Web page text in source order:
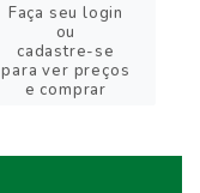
Faça seu login
ou
cadastre-se
para ver preços
e comprar